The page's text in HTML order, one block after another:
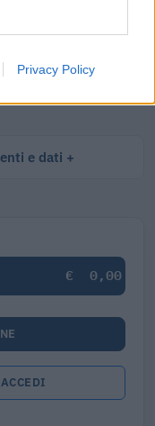
Privacy Policy
di Persone
e dati
€ 0,00